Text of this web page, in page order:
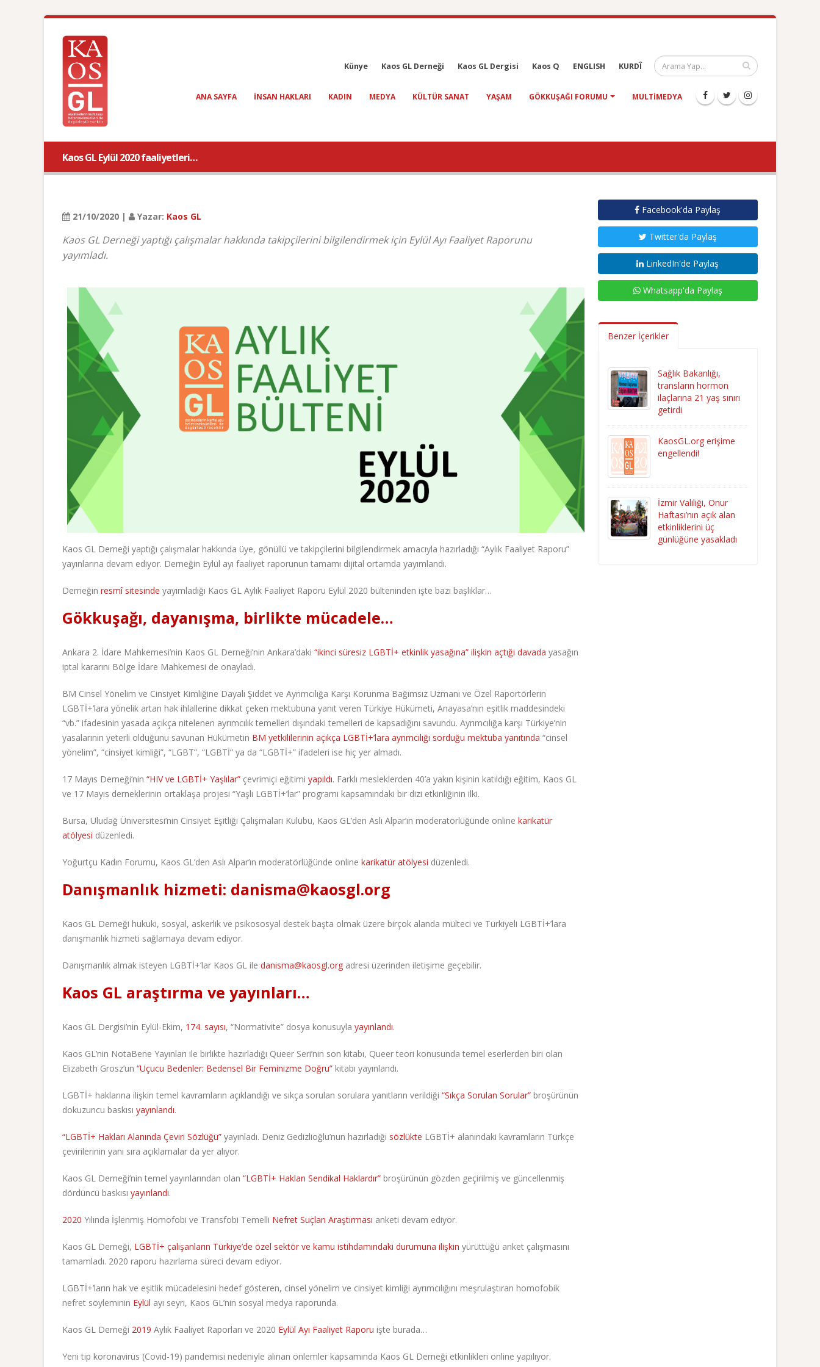
Künye Kaos GL Derneği Kaos GL Dergisi Kaos Q ENGLISH KURDÎ
ANA SAYFA INSAN HAKLARI KADIN MEDYA KÜLTÜR SANAT YAŞAM GÖKKUŞAĞI FORUMU MULTIMEDYA
Kaos GL Eylül 2020 faaliyetleri…
21/10/2020 | Yazar: Kaos GL
Kaos GL Derneği yaptığı çalışmalar hakkında takipçilerini bilgilendirmek için Eylül Ayı Faaliyet Raporunu
yayımladı.
Kaos GL Derneği yaptığı çalışmalar hakkında üye, gönüllü ve takipçilerini bilgilendirmek amacıyla hazırladığı “Aylık Faaliyet Raporu”
yayınlarına devam ediyor. Derneğin Eylül ayı faaliyet raporunun tamamı dijital ortamda yayımlandı.
Derneğin resmî sitesinde yayımladığı Kaos GL Aylık Faaliyet Raporu Eylül 2020 bülteninden işte bazı başlıklar…
Gökkuşağı, dayanışma, birlikte mücadele…
Ankara 2. İdare Mahkemesi’nin Kaos GL Derneği’nin Ankara’daki “ikinci süresiz LGBTİ+ etkinlik yasağına” ilişkin açtığı davada yasağın
iptal kararını Bölge İdare Mahkemesi de onayladı.
BM Cinsel Yönelim ve Cinsiyet Kimliğine Dayalı Şiddet ve Ayrımcılığa Karşı Korunma Bağımsız Uzmanı ve Özel Raportörlerin
LGBTİ+’lara yönelik artan hak ihlallerine dikkat çeken mektubuna yanıt veren Türkiye Hükümeti, Anayasa’nın eşitlik maddesindeki
“vb.” ifadesinin yasada açıkça nitelenen ayrımcılık temelleri dışındaki temelleri de kapsadığını savundu. Ayrımcılığa karşı Türkiye’nin
yasalarının yeterli olduğunu savunan Hükümetin BM yetkililerinin açıkça LGBTİ+’lara ayrımcılığı sorduğu mektuba yanıtında “cinsel
yönelim”, “cinsiyet kimliği”, “LGBT”, “LGBTİ” ya da “LGBTİ+” ifadeleri ise hiç yer almadı.
17 Mayıs Derneği’nin “HIV ve LGBTİ+ Yaşlılar” çevrimiçi eğitimi yapıldı. Farklı mesleklerden 40’a yakın kişinin katıldığı eğitim, Kaos GL
ve 17 Mayıs derneklerinin ortaklaşa projesi “Yaşlı LGBTİ+’lar” programı kapsamındaki bir dizi etkinliğinin ilki.
Bursa, Uludağ Üniversitesi’nin Cinsiyet Eşitliği Çalışmaları Kulübü, Kaos GL’den Aslı Alpar’ın moderatörlüğünde online karikatür
atölyesi düzenledi.
Yoğurtçu Kadın Forumu, Kaos GL’den Aslı Alpar’ın moderatörlüğünde online karikatür atölyesi düzenledi.
Danışmanlık hizmeti: danisma@kaosgl.org
Kaos GL Derneği hukuki, sosyal, askerlik ve psikososyal destek başta olmak üzere birçok alanda mülteci ve Türkiyeli LGBTİ+’lara
danışmanlık hizmeti sağlamaya devam ediyor.
Danışmanlık almak isteyen LGBTİ+’lar Kaos GL ile danisma@kaosgl.org adresi üzerinden iletişime geçebilir.
Kaos GL araştırma ve yayınları…
Kaos GL Dergisi’nin Eylül-Ekim, 174. sayısı, “Normativite” dosya konusuyla yayınlandı.
Kaos GL’nin NotaBene Yayınları ile birlikte hazırladığı Queer Seri’nin son kitabı, Queer teori konusunda temel eserlerden biri olan
Elizabeth Grosz’un “Uçucu Bedenler: Bedensel Bir Feminizme Doğru” kitabı yayınlandı.
LGBTİ+ haklarına ilişkin temel kavramların açıklandığı ve sıkça sorulan sorulara yanıtların verildiği “Sıkça Sorulan Sorular” broşürünün
dokuzuncu baskısı yayınlandı.
“LGBTİ+ Hakları Alanında Çeviri Sözlüğü” yayınladı. Deniz Gedizlioğlu’nun hazırladığı sözlükte LGBTİ+ alanındaki kavramların Türkçe
çevirilerinin yanı sıra açıklamalar da yer alıyor.
Kaos GL Derneği’nin temel yayınlarından olan “LGBTİ+ Hakları Sendikal Haklardır” broşürünün gözden geçirilmiş ve güncellenmiş
dördüncü baskısı yayınlandı.
2020 Yılında İşlenmiş Homofobi ve Transfobi Temelli Nefret Suçları Araştırması anketi devam ediyor.
Kaos GL Derneği, LGBTİ+ çalışanların Türkiye’de özel sektör ve kamu istihdamındaki durumuna ilişkin yürüttüğü anket çalışmasını
tamamladı. 2020 raporu hazırlama süreci devam ediyor.
LGBTİ+’ların hak ve eşitlik mücadelesini hedef gösteren, cinsel yönelim ve cinsiyet kimliği ayrımcılığını meşrulaştıran homofobik
nefret söyleminin Eylül ayı seyri, Kaos GL’nin sosyal medya raporunda.
Kaos GL Derneği 2019 Aylık Faaliyet Raporları ve 2020 Eylül Ayı Faaliyet Raporu işte burada…
Yeni tip koronavirüs (Covid-19) pandemisi nedeniyle alınan önlemler kapsamında Kaos GL Derneği etkinlikleri online yapılıyor.
Facebook'da Paylaş
Twitter'da Paylaş
LinkedIn'de Paylaş
Whatsapp'da Paylaş
Benzer İçerikler
Sağlık Bakanlığı,
transların hormon
ilaçlarına 21 yaş sınırı
getirdi
KaosGL.org erişime
engellendi!
İzmir Valiliği, Onur
Haftası’nın açık alan
etkinliklerini üç
günlüğüne yasakladı